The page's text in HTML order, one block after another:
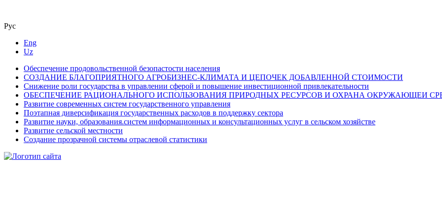
Рус
Eng
Uz
Обеспечение продовольственной безопастости населения
СО3ДАНИЕ БЛАГОПРИЯТНОГО АГРОБИЗНЕС-КЛИМАТА И ЦЕПОЧЕК ДОБАВЛЕННОЙ СТОИМОСТИ
Снижение роли государства в управлении сферой и повышение инвестиционной привлекательности
ОБЕСПЕЧЕНИЕ РАЦИОНАЛЬНОГО ИСПОЛЬЗОВАНИЯ ПРИРОДНЫХ РЕСУРСОВ И ОХРАНА ОКРУЖАЮЩЕИ
Развитие современных систем государственного управления
Поэтапная диверсификация государственных расходов в поддержку сектора
Развитие науки, образования.систем информационных и консультационных услуг в сельском хозяйстве
Развитие сельской местности
Создание прозрачной системы отраслевой статистики